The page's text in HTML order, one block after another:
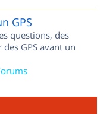
GPS
questions, des
GPS avant un